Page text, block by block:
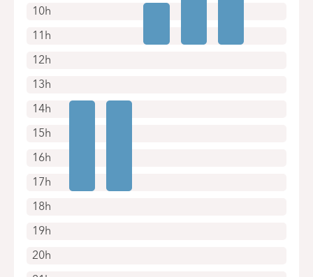
10h
11h
12h
13h
14h
15h
16h
17h
18h
19h
20h